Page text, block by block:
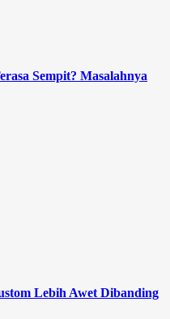
Sempit? Masalahnya
Lebih Awet Dibanding